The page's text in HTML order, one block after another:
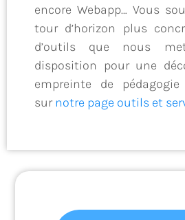
encore Webapp… Vous
tour d’horizon plus
d’outils que nous
disposition pour une
empreinte de pédagogie
surnotre page outils et